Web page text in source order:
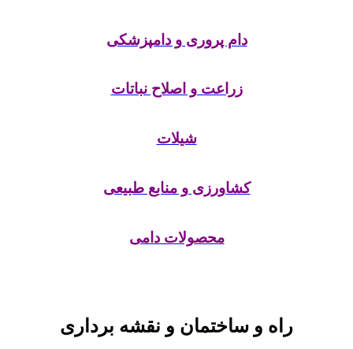
دام پروری و دامپزشکی
زراعت و اصلاح نباتات
شیلات
کشاورزی و منابع طبیعی
محصولات دامی
راه و ساختمان و نقشه برداری